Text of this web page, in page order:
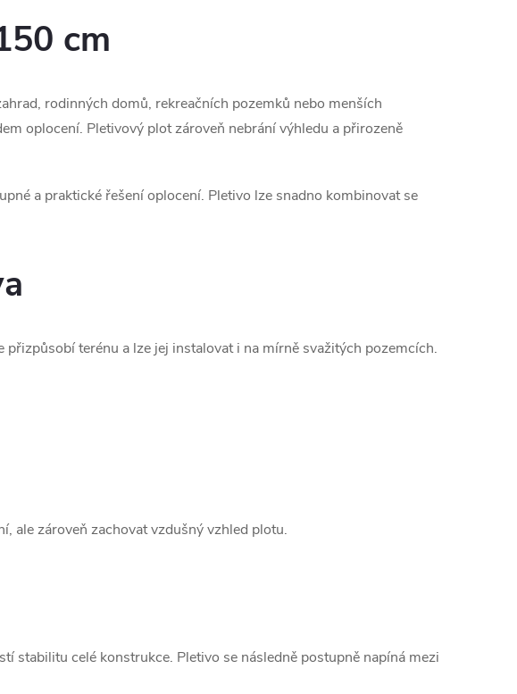
cm
rodinných domů, rekreačních pozemků nebo menších
oplocení. Pletivový plot zároveň nebrání výhledu a přirozeně
a praktické řešení oplocení. Pletivo lze snadno kombinovat se
terénu a lze jej instalovat i na mírně svažitých pozemcích.
ale zároveň zachovat vzdušný vzhled plotu.
stabilitu celé konstrukce. Pletivo se následně postupně napíná mezi